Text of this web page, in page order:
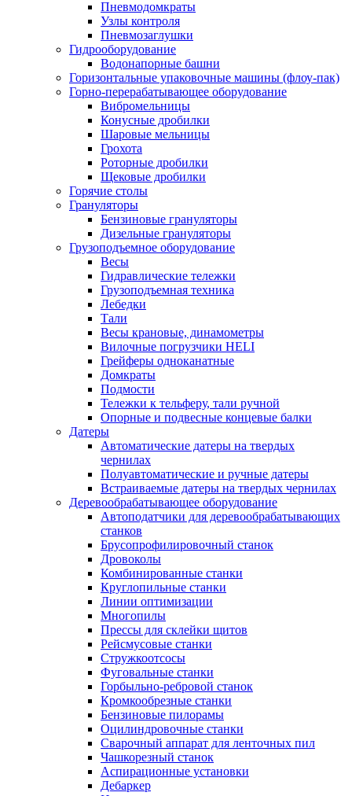
Пневмодомкраты
Узлы контроля
Пневмозаглушки
Гидрооборудование
Водонапорные башни
Горизонтальные упаковочные машины (флоу-пак)
Горно-перерабатывающее оборудование
Вибромельницы
Конусные дробилки
Шаровые мельницы
Грохота
Роторные дробилки
Щековые дробилки
Горячие столы
Грануляторы
Бензиновые грануляторы
Дизельные грануляторы
Грузоподъемное оборудование
Весы
Гидравлические тележки
Грузоподъемная техника
Лебедки
Тали
Весы крановые, динамометры
Вилочные погрузчики HELI
Грейферы одноканатные
Домкраты
Подмости
Тележки к тельферу, тали ручной
Опорные и подвесные концевые балки
Датеры
Автоматические датеры на твердых
чернилах
Полуавтоматические и ручные датеры
Встраиваемые датеры на твердых чернилах
Деревообрабатывающее оборудование
Автоподатчики для деревообрабатывающих
станков
Брусопрофилировочный станок
Дровоколы
Комбинированные станки
Круглопильные станки
Линии оптимизации
Многопилы
Прессы для склейки щитов
Рейсмусовые станки
Стружкоотсосы
Фуговальные станки
Горбыльно-ребровой станок
Кромкообрезные станки
Бензиновые пилорамы
Оцилиндровочные станки
Сварочный аппарат для ленточных пил
Чашкорезный станок
Аспирационные установки
Дебаркер